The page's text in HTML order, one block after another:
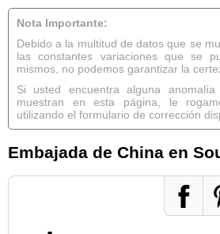
Nota Importante:
Debido a la multitud de datos que se
las constantes variaciones que se
mismos, no podemos garantizar la
Si usted encuentra alguna
muestran en esta página, le
utilizando el formulario de corrección
Embajada de China en